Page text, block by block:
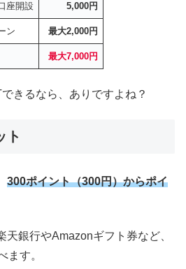
座開設 5,000円
ン 最大2,000円
最大7,000円
きるなら、ありですよね？
ト
300ポイント（300円）からポイ
銀行やAmazonギフト券など、
ます。